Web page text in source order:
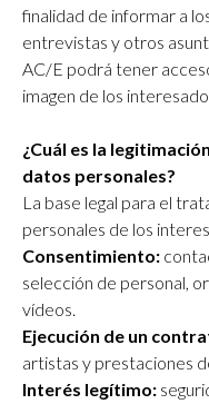
finalidad de informar a
entrevistas y otros
AC/E podrá tener
imagen de los
¿Cuál es la
datos personales?
La base legal para el
personales de los
Consentimiento:
selección de personal,
vídeos.
Ejecución de un
artistas y prestaciones
Interés legítimo: